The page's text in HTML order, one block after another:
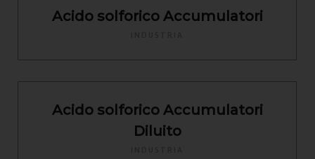
Acido solforico Accumulatori
Acido solforico Accumulatori
Diluito